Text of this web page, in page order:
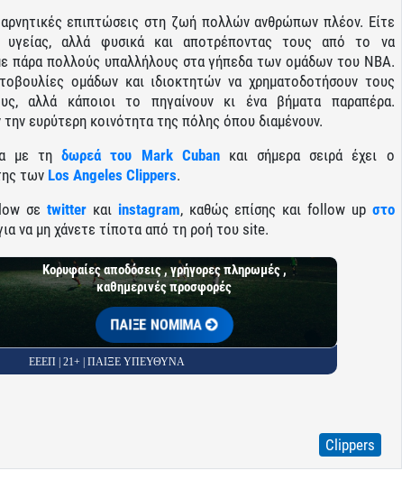
επιπτώσεις στη ζωή πολλών ανθρώπων πλέον. Είτε
υγείας, αλλά φυσικά και αποτρέποντας τους από το να
πάρα πολλούς υπαλλήλους στα γήπεδα των ομάδων του ΝΒΑ.
ομάδων και ιδιοκτητών να χρηματοδοτήσουν τους
αλλά κάποιοι το πηγαίνουν κι ένα βήματα παραπέρα.
ευρύτερη κοινότητα της πόλης όπου διαμένουν.
με τηδωρεά του Mark Cubanκαι σήμερα σειρά έχει ο
των Los Angeles Clippers.
σε twitter και instagram, καθώς επίσης και follow up στο
να μη χάνετε τίποτα από τη ροή του site.
Κορυφαίες αποδόσεις , γρήγορες πληρωμές ,
καθημερινές προσφορές
ΠΑΙΞΕ ΝΟΜΙΜΑ
ΕΕΕΠ | 21+ | ΠΑΙΞΕ ΥΠΕΥΘΥΝΑ
Clippers